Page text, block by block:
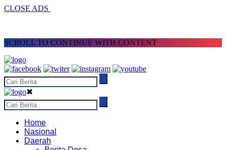
CLOSE ADS
SCROLL TO CONTINUE WITH CONTENT
✖
Home
Nasional
Daerah